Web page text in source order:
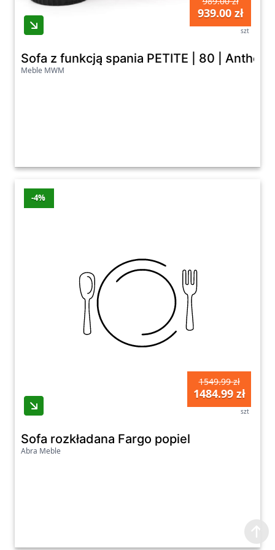
939.00 zł
szt
Sofa z funkcją spania PETITE | 80 |
Meble MWM
-4%
1549.99 zł
1484.99 zł
szt
Sofa rozkładana Fargo popiel
Abra Meble